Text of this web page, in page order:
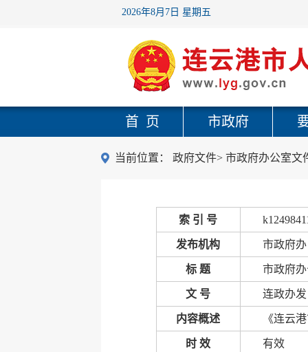
2026年8月7日 星期五
首 页 市政府
当前位置： 政府文件> 市政府办公室文
索 引 号
发布机构 市政府办
标 题 市政府
文 号 连政办发
内容概述 《连云
时 效 有效